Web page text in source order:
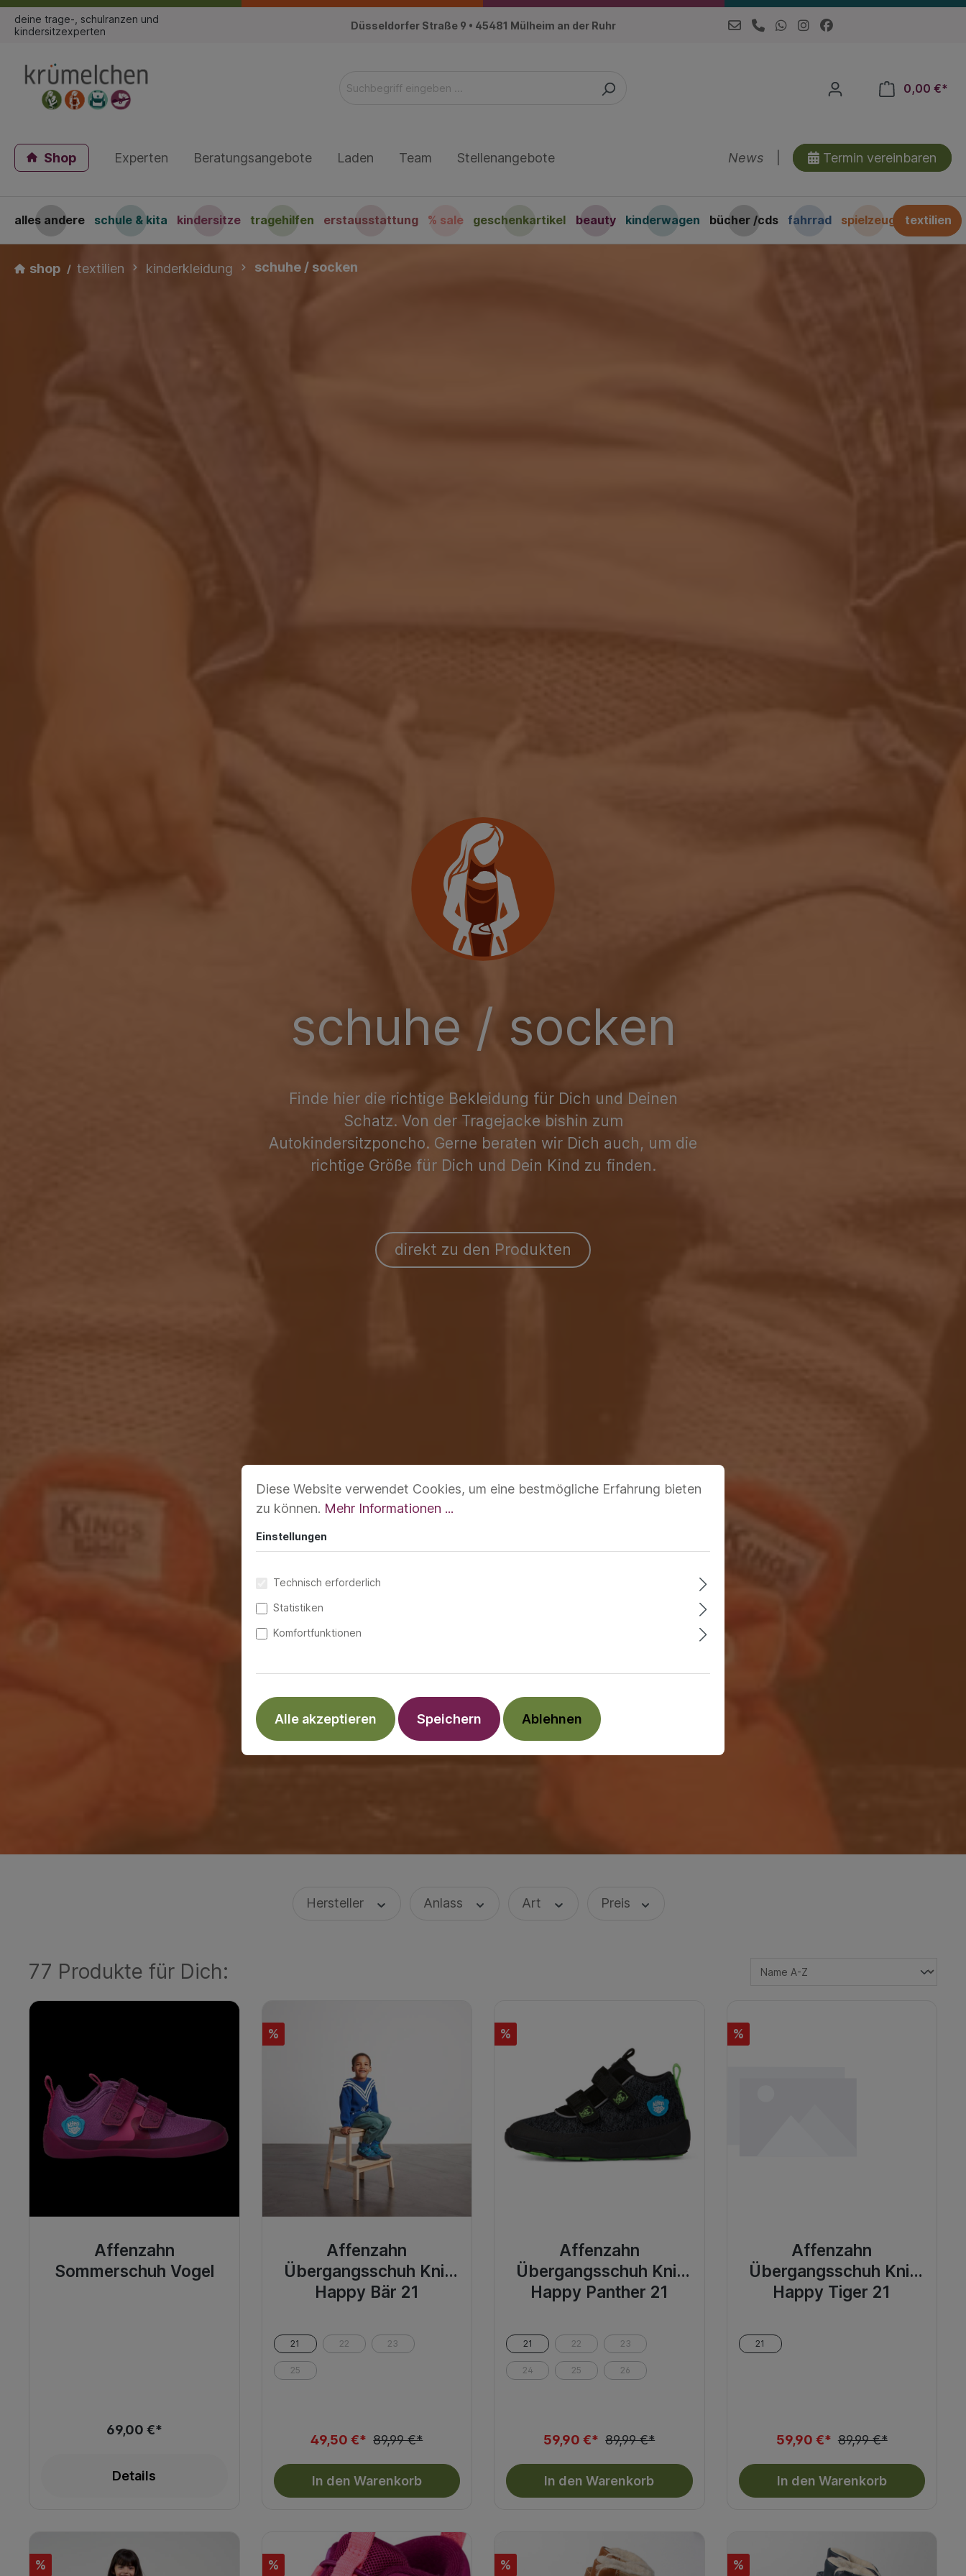
deine trage-, schulranzen und
kindersitzexperten
Düsseldorfer Straße 9 • 45481 Mülheim an der Ruhr
0,00 €*
Shop Experten Beratungsangebote Laden Team Stellenangebote News Termin vereinbaren
alles andere schule & kita kindersitze tragehilfen erstausstattung % sale geschenkartikel beauty kinderwagen bücher /cds fahrrad spielzeug textilien
shop textilien kinderkleidung schuhe / socken
schuhe / socken
Finde hier die richtige Bekleidung für Dich und Deinen
Schatz. Von der Tragejacke bishin zum
Autokindersitzponcho. Gerne beraten wir Dich auch, um die
richtige Größe für Dich und Dein Kind zu finden.
direkt zu den Produkten
Hersteller Anlass Art Preis
77 Produkte für Dich:
Affenzahn
Sommerschuh Vogel
69,00 €*
Details
%
Affenzahn
Übergangsschuh Knit
Happy Bär 21
21 22 23
25
49,50 €* 89,99 €*
In den Warenkorb
%
Affenzahn
Übergangsschuh Knit
Happy Panther 21
21 22 23
24 25 26
59,90 €* 89,99 €*
In den Warenkorb
%
Affenzahn
Übergangsschuh Knit
Happy Tiger 21
21
59,90 €* 89,99 €*
In den Warenkorb
% % % %
Diese Website verwendet Cookies, um eine bestmögliche Erfahrung bieten
zu können. Mehr Informationen ...
Einstellungen
Technisch erforderlich
Statistiken
Komfortfunktionen
Alle akzeptieren Speichern Ablehnen